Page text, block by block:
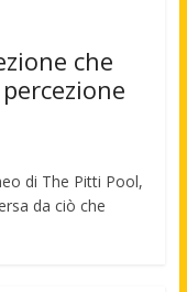
che
di The Pitti Pool,
da ciò che